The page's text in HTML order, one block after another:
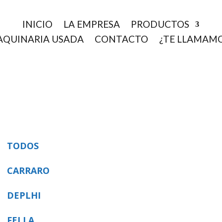
INICIO LA EMPRESA
PRODUCTOS
USADA
CONTACTO ¿TE
TODOS
CARRARO
DEPLHI